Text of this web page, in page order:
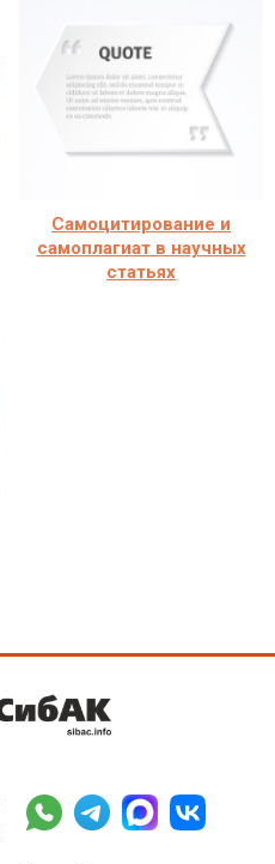
Самоцитирование и
самоплагиат в научных
статьях